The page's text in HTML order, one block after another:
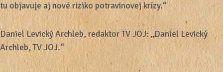
tu objavuje aj nové riziko potravinovej krízy.“
Daniel Levický Archleb, redaktor TV JOJ: „Daniel Levický
Archleb, TV JOJ.“